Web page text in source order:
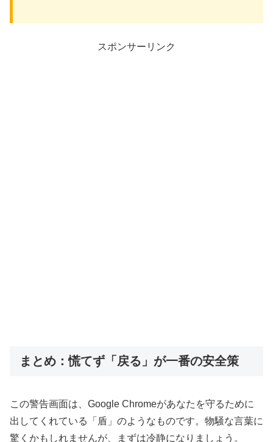
スポンサーリンク
まとめ：慌てず「戻る」が一番の安全策
この警告画面は、Google Chromeがあなたを守るために
出してくれている「盾」のようなものです。物騒な言葉に
驚くかもしれませんが、まずは冷静になりましょう。